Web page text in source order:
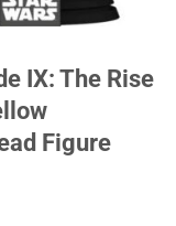
IX: The Rise
Figure